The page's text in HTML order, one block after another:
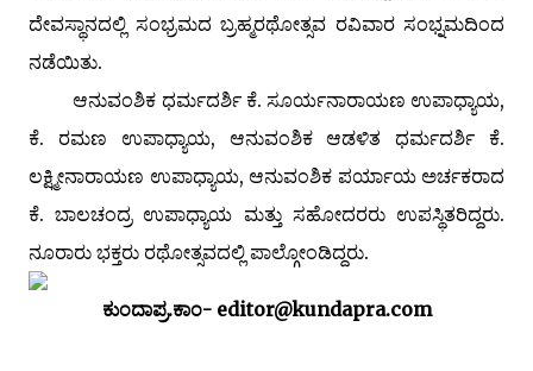
ದೇವಸ್ಥಾನದಲ್ಲಿ ಸಂಭ್ರಮದ ಬ್ರಹ್ಮರಥೋತ್ಸವ ರವಿವಾರ ಸಂಭ್ನಮದಿಂದ
ನಡೆಯಿತು.
ಆನುವಂಶಿಕ ಧರ್ಮದರ್ಶಿ ಕೆ. ಸೂರ್ಯನಾರಾಯಣ ಉಪಾಧ್ಯಾಯ,
ಕೆ. ರಮಣ ಉಪಾಧ್ಯಾಯ, ಆನುವಂಶಿಕ ಆಡಳಿತ ಧರ್ಮದರ್ಶಿ ಕೆ.
ಲಕ್ಷ್ಮೀನಾರಾಯಣ ಉಪಾಧ್ಯಾಯ, ಆನುವಂಶಿಕ ಪರ್ಯಾಯ ಅರ್ಚಕರಾದ
ಕೆ. ಬಾಲಚಂದ್ರ ಉಪಾಧ್ಯಾಯ ಮತ್ತು ಸಹೋದರರು ಉಪಸ್ಥಿತರಿದ್ದರು.
ನೂರಾರು ಭಕ್ತರು ರಥೋತ್ಸವದಲ್ಲಿ ಪಾಲ್ಗೋಂಡಿದ್ದರು.
ಕುಂದಾಪ್ರ.ಕಾಂ- editor@kundapra.com